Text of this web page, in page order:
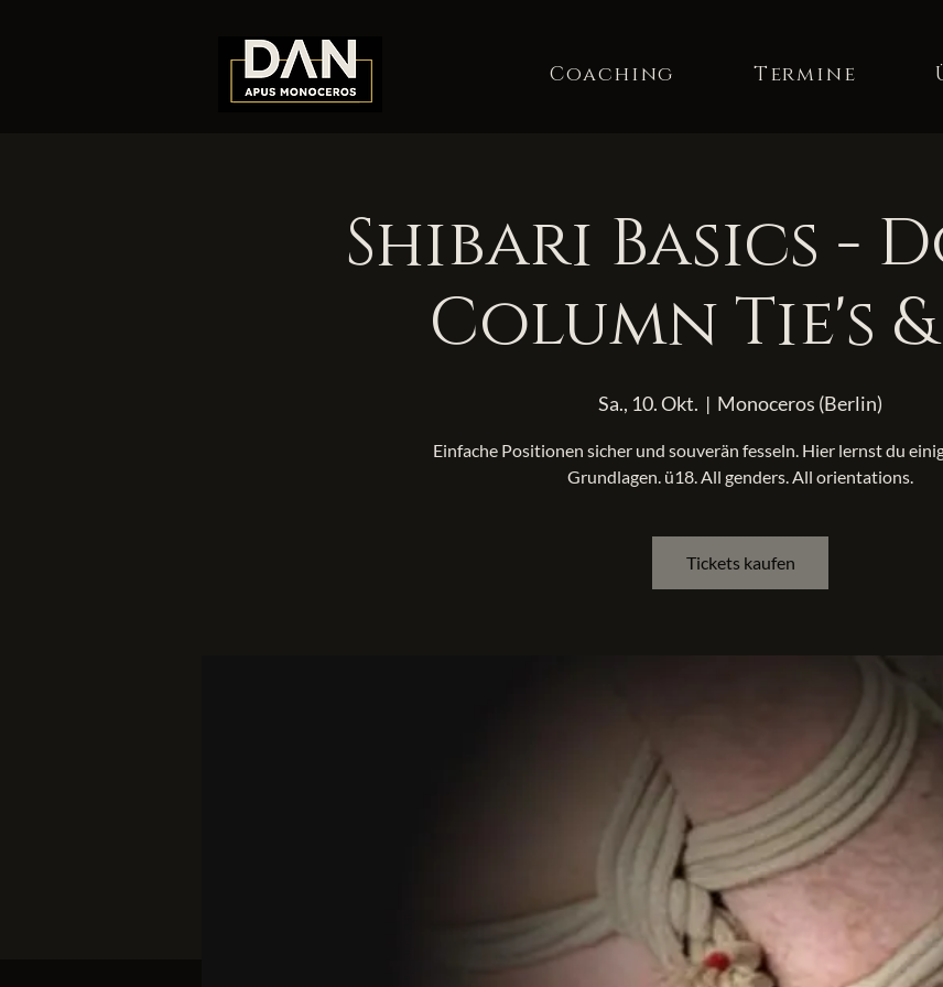
Coaching Termine
Shibari Basics -
Column Tie's
Sa., 10. Okt.
  |
Monoceros (Berlin)
Einfache Positionen sicher und souverän fesseln. Hier lernst du
Grundlagen. ü18. All genders. All orientations.
Tickets kaufen